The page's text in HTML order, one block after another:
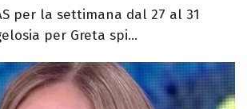
per la settimana dal 27 al 31
per Greta spi...